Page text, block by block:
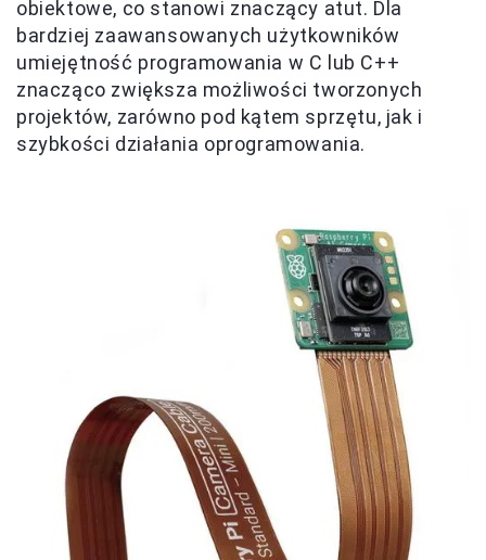
obiektowe, co stanowi znaczący atut. Dla
bardziej zaawansowanych użytkowników
umiejętność programowania w C lub C++
znacząco zwiększa możliwości tworzonych
projektów, zarówno pod kątem sprzętu, jak i
szybkości działania oprogramowania.